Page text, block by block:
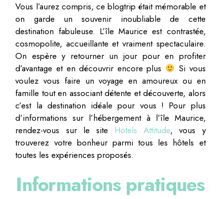
Vous l’aurez compris, ce blogtrip était mémorable et
on garde un souvenir inoubliable de cette
destination fabuleuse. L’île Maurice est contrastée,
cosmopolite, accueillante et vraiment spectaculaire.
On espère y retourner un jour pour en profiter
d’avantage et en découvrir encore plus
Si vous
voulez vous faire un voyage en amoureux ou en
famille tout en associant détente et découverte, alors
c’est la destination idéale pour vous ! Pour plus
d’informations sur l’hébergement à l’île Maurice,
rendez-vous sur le site Hotels Attitude, vous y
trouverez votre bonheur parmi tous les hôtels et
toutes les expériences proposés.
Informations pratiques